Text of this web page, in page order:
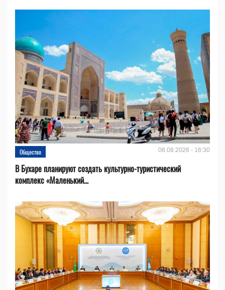
Общество 06.08.2026 - 16:30
В Бухаре планируют создать культурно-туристический
комплекс «Маленький...